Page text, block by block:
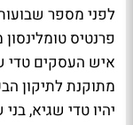
פרנטיס
איש העסקים
מתוקנת לתיקון
יהיו טדי שגיא,